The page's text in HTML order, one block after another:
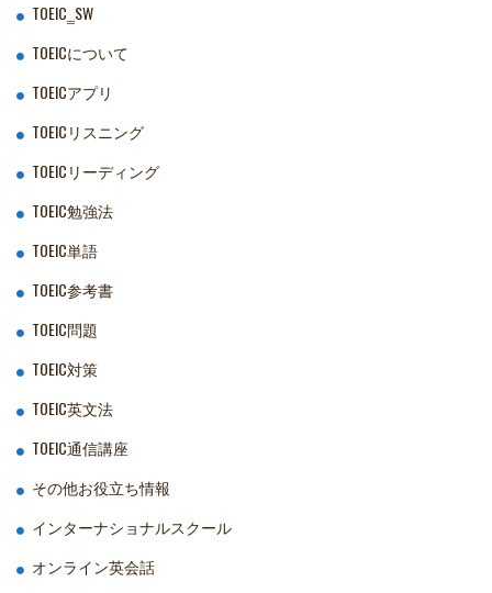
TOEIC‗SW
TOEICについて
TOEICアプリ
TOEICリスニング
TOEICリーディング
TOEIC勉強法
TOEIC単語
TOEIC参考書
TOEIC問題
TOEIC対策
TOEIC英文法
TOEIC通信講座
その他お役立ち情報
インターナショナルスクール
オンライン英会話